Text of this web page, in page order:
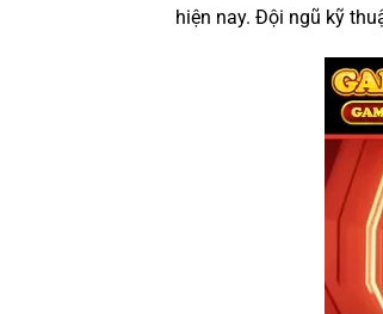
hiện nay. Đội ngũ kỹ